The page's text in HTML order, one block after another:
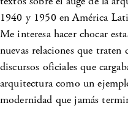
1940 y 1950 en América
Me interesa hacer chocar
nuevas relaciones que traten
discursos oficiales que
arquitectura como un
modernidad que jamás